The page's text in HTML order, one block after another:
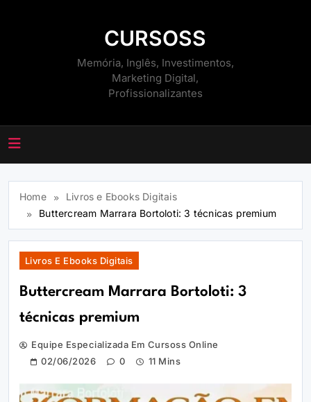
CURSOSS
Memória, Inglês, Investimentos,
Marketing Digital,
Profissionalizantes
Home
Livros e Ebooks Digitais
Buttercream Marrara Bortoloti: 3 técnicas premium
Livros E Ebooks Digitais
Buttercream Marrara Bortoloti: 3
técnicas premium
Equipe Especializada Em Cursoss Online
02/06/2026
0 11 Mins